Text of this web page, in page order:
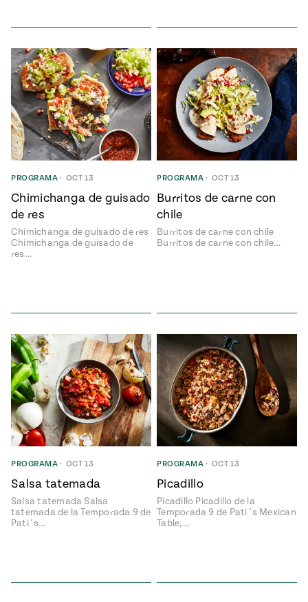
PROGRAMA • OCT 13
Chimichanga de guisado
de res
Chimichanga de guisado de res
Chimichanga de guisado de
res…
PROGRAMA • OCT 13
Burritos de carne con
chile
Burritos de carne con chile
Burritos de carne con chile…
PROGRAMA • OCT 13
Salsa tatemada
Salsa tatemada Salsa
tatemada de la Temporada 9 de
Pati´s…
PROGRAMA • OCT 13
Picadillo
Picadillo Picadillo de la
Temporada 9 de Pati´s Mexican
Table,…